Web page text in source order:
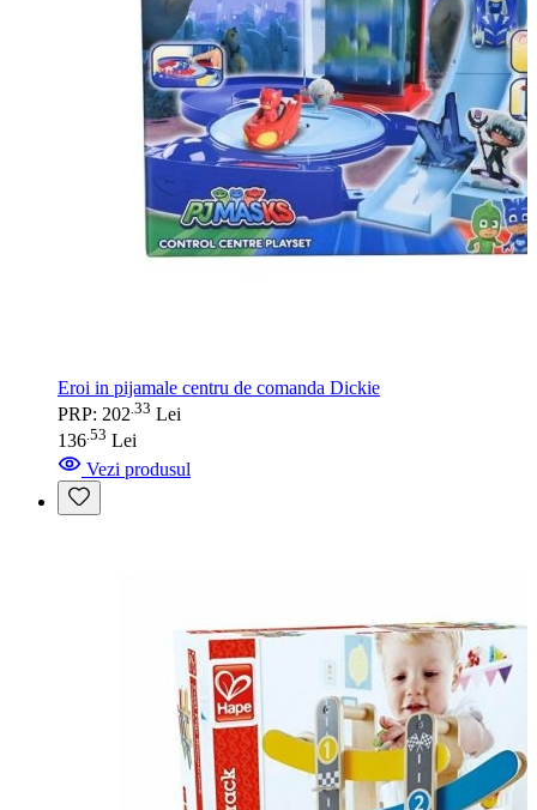
Eroi in pijamale centru de comanda Dickie
PRP: 202 33 Lei
136 53 Lei
Vezi produsul